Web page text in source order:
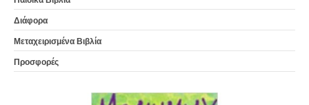
Διάφορα
Μεταχειρισμένα Βιβλία
Προσφορές